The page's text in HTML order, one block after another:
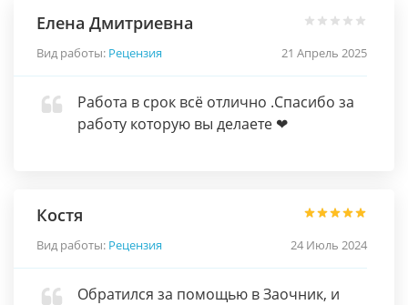
Елена Дмитриевна
Вид работы: Рецензия 21 Апрель 2025
Работа в срок всё отлично .Спасибо за
работу которую вы делаете ❤
Костя
Вид работы: Рецензия 24 Июль 2024
Обратился за помощью в Заочник, и